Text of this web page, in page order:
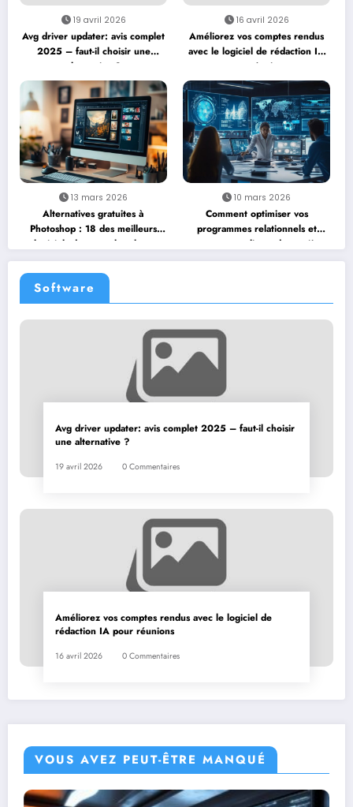
19 avril 2026
Avg driver updater: avis complet
2025 – faut-il choisir une
alternative ?
16 avril 2026
Améliorez vos comptes rendus
avec le logiciel de rédaction IA
pour réunions
13 mars 2026
Alternatives gratuites à
Photoshop : 18 des meilleurs
logiciels de retouche photo
gratuits pour débuter sans se
ruiner
10 mars 2026
Comment optimiser vos
programmes relationnels et
engager vos clients de manière
responsable
Software
Avg driver updater: avis complet 2025 – faut-il choisir
une alternative ?
19 avril 2026 0 Commentaires
Améliorez vos comptes rendus avec le logiciel de
rédaction IA pour réunions
16 avril 2026 0 Commentaires
VOUS AVEZ PEUT-ÊTRE MANQUÉ